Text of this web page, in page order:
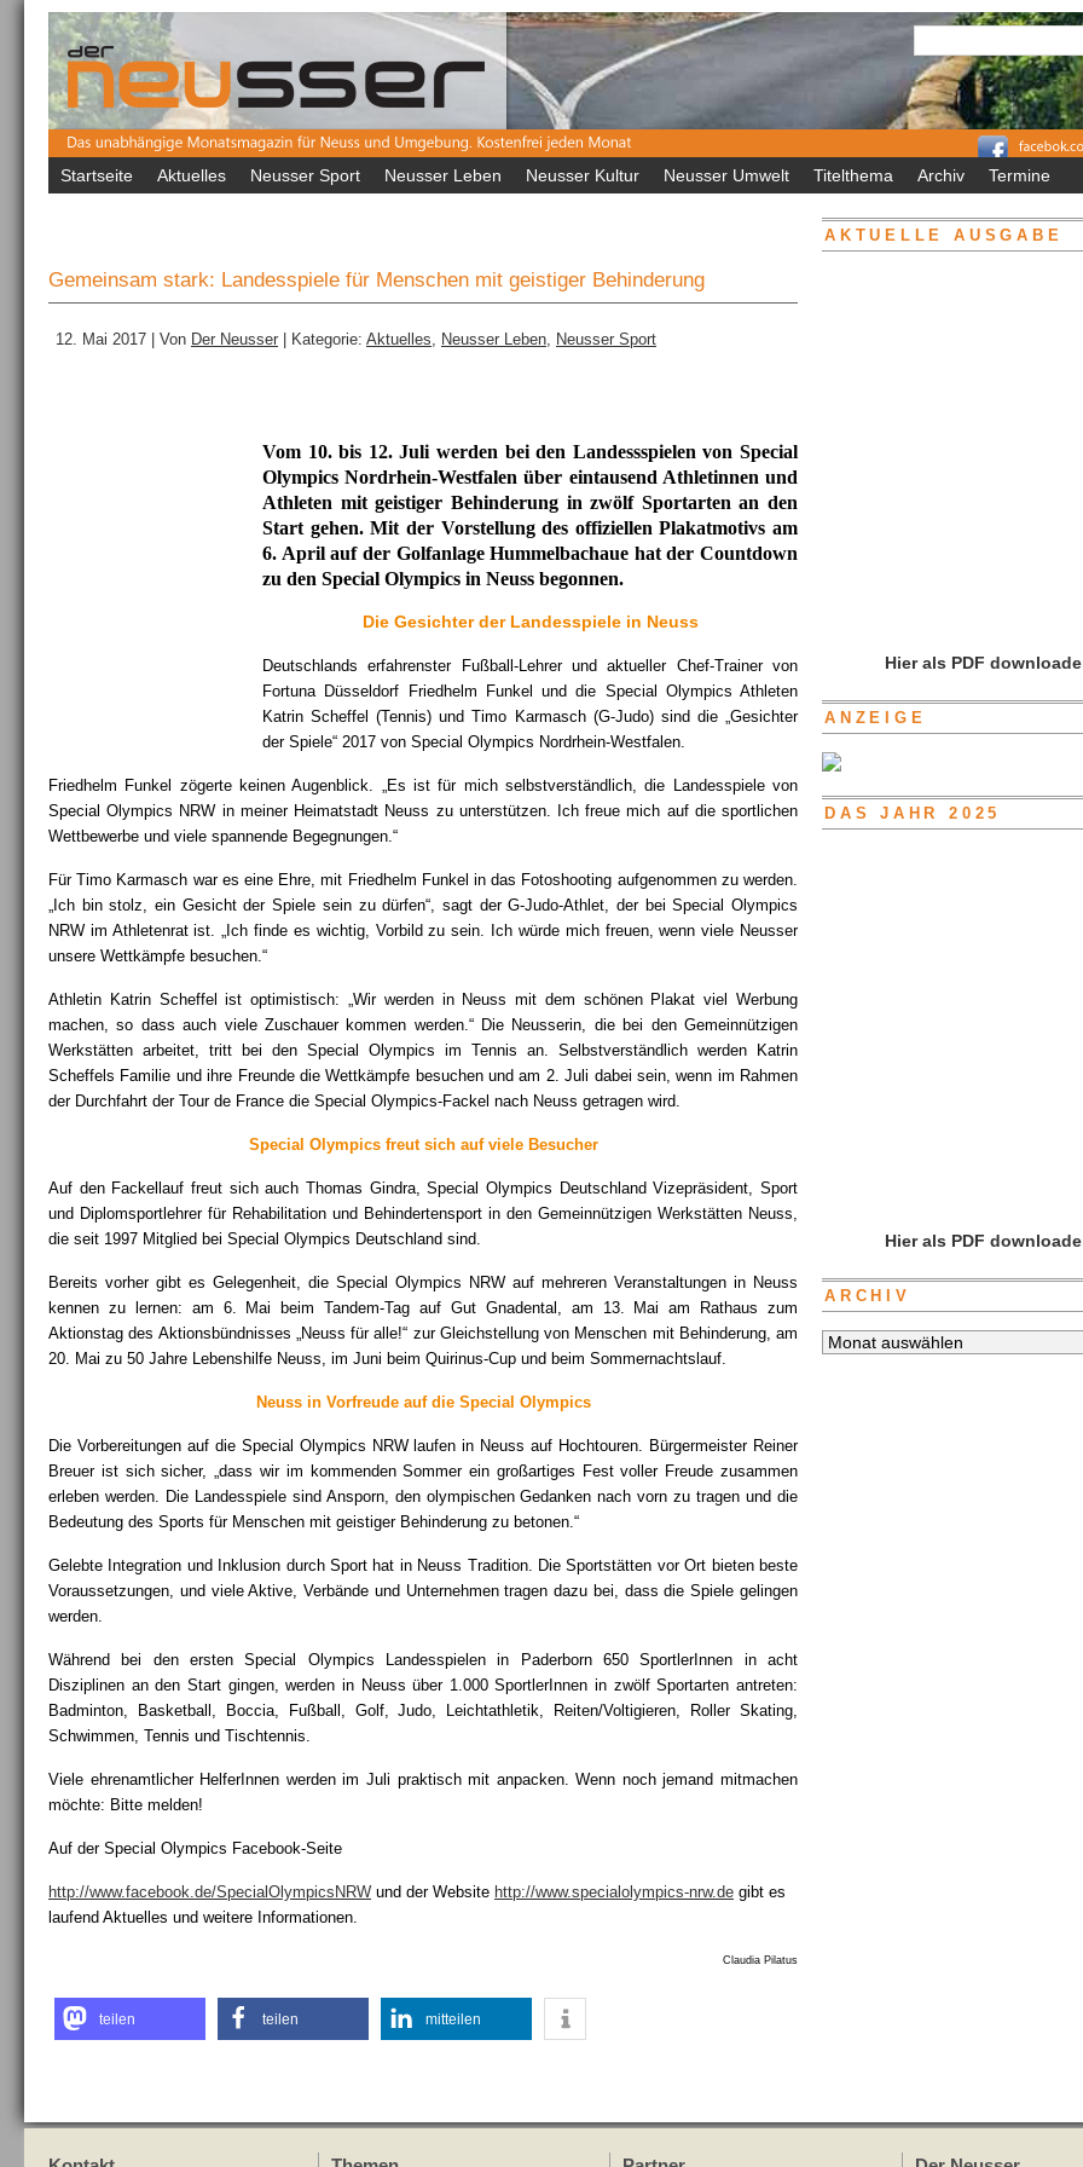
Startseite Aktuelles Neusser Sport Neusser Leben Neusser Kultur Neusser Umwelt Titelthema Archiv Termine
Gemeinsam stark: Landesspiele für Menschen mit geistiger Behinderung
12. Mai 2017 | Von Der Neusser | Kategorie: Aktuelles, Neusser Leben, Neusser Sport
Vom 10. bis 12. Juli werden bei den Landessspielen von Special
Olympics Nordrhein-Westfalen über eintausend Athletinnen und
Athleten mit geistiger Behinderung in zwölf Sportarten an den
Start gehen. Mit der Vorstellung des offiziellen Plakatmotivs am
6. April auf der Golfanlage Hummelbachaue hat der Countdown
zu den Special Olympics in Neuss begonnen.
Die Gesichter der Landesspiele in Neuss
Deutschlands erfahrenster Fußball-Lehrer und aktueller Chef-Trainer von
Fortuna Düsseldorf Friedhelm Funkel und die Special Olympics Athleten
Katrin Scheffel (Tennis) und Timo Karmasch (G-Judo) sind die „Gesichter
der Spiele“ 2017 von Special Olympics Nordrhein-Westfalen.
Friedhelm Funkel zögerte keinen Augenblick. „Es ist für mich selbstverständlich, die Landesspiele von
Special Olympics NRW in meiner Heimatstadt Neuss zu unterstützen. Ich freue mich auf die sportlichen
Wettbewerbe und viele spannende Begegnungen.“
Für Timo Karmasch war es eine Ehre, mit Friedhelm Funkel in das Fotoshooting aufgenommen zu werden.
„Ich bin stolz, ein Gesicht der Spiele sein zu dürfen“, sagt der G-Judo-Athlet, der bei Special Olympics
NRW im Athletenrat ist. „Ich finde es wichtig, Vorbild zu sein. Ich würde mich freuen, wenn viele Neusser
unsere Wettkämpfe besuchen.“
Athletin Katrin Scheffel ist optimistisch: „Wir werden in Neuss mit dem schönen Plakat viel Werbung
machen, so dass auch viele Zuschauer kommen werden.“ Die Neusserin, die bei den Gemeinnützigen
Werkstätten arbeitet, tritt bei den Special Olympics im Tennis an. Selbstverständlich werden Katrin
Scheffels Familie und ihre Freunde die Wettkämpfe besuchen und am 2. Juli dabei sein, wenn im Rahmen
der Durchfahrt der Tour de France die Special Olympics-Fackel nach Neuss getragen wird.
Special Olympics freut sich auf viele Besucher
Auf den Fackellauf freut sich auch Thomas Gindra, Special Olympics Deutschland Vizepräsident, Sport
und Diplomsportlehrer für Rehabilitation und Behindertensport in den Gemeinnützigen Werkstätten Neuss,
die seit 1997 Mitglied bei Special Olympics Deutschland sind.
Bereits vorher gibt es Gelegenheit, die Special Olympics NRW auf mehreren Veranstaltungen in Neuss
kennen zu lernen: am 6. Mai beim Tandem-Tag auf Gut Gnadental, am 13. Mai am Rathaus zum
Aktionstag des Aktionsbündnisses „Neuss für alle!“ zur Gleichstellung von Menschen mit Behinderung, am
20. Mai zu 50 Jahre Lebenshilfe Neuss, im Juni beim Quirinus-Cup und beim Sommernachtslauf.
Neuss in Vorfreude auf die Special Olympics
Die Vorbereitungen auf die Special Olympics NRW laufen in Neuss auf Hochtouren. Bürgermeister Reiner
Breuer ist sich sicher, „dass wir im kommenden Sommer ein großartiges Fest voller Freude zusammen
erleben werden. Die Landesspiele sind Ansporn, den olympischen Gedanken nach vorn zu tragen und die
Bedeutung des Sports für Menschen mit geistiger Behinderung zu betonen.“
Gelebte Integration und Inklusion durch Sport hat in Neuss Tradition. Die Sportstätten vor Ort bieten beste
Voraussetzungen, und viele Aktive, Verbände und Unternehmen tragen dazu bei, dass die Spiele gelingen
werden.
Während bei den ersten Special Olympics Landesspielen in Paderborn 650 SportlerInnen in acht
Disziplinen an den Start gingen, werden in Neuss über 1.000 SportlerInnen in zwölf Sportarten antreten:
Badminton, Basketball, Boccia, Fußball, Golf, Judo, Leichtathletik, Reiten/Voltigieren, Roller Skating,
Schwimmen, Tennis und Tischtennis.
Viele ehrenamtlicher HelferInnen werden im Juli praktisch mit anpacken. Wenn noch jemand mitmachen
möchte: Bitte melden!
Auf der Special Olympics Facebook-Seite
http://www.facebook.de/SpecialOlympicsNRW und der Website http://www.specialolympics-nrw.de gibt es
laufend Aktuelles und weitere Informationen.
Claudia Pilatus
teilen teilen mitteilen
AKTUELLE AUSGABE
Hier als PDF
ANZEIGE
DAS JAHR 2025
Hier als PDF
ARCHIV
Archiv